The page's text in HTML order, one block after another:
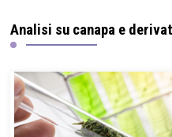
Analisi su canapa e